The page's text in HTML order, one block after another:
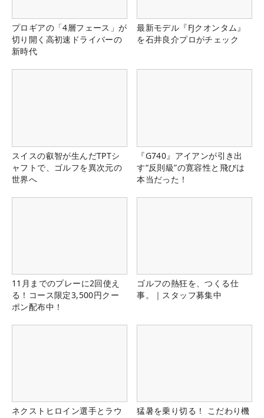
プロギアの「4層フェース」が
切り開く高初速ドライバーの
新時代
最新モデル『FJクオンタム』
を石井良介プロがチェック
スイスの叡智が生んだTPTシ
ャフトで、ゴルフを異次元の
世界へ
『G740』アイアンが引き出
す“反則級”の寛容性と飛びは
本当だった！
11月までのプレーに2回使え
る！コース限定3,500円クー
ポン配布中！
ゴルフの熱狂を、つくる仕
事。｜スタッフ募集中
ネクストヒロイン選手とラウ
猛暑を乗り切る！ こだわり機